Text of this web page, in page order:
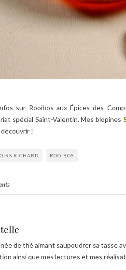
sur Rooibos aux Épices des
spécial Saint-Valentin. Mes blopines
!
RICHARD ROOIBOS
de thé aimant saupoudrer sa tasse
ainsi que mes lectures et mes